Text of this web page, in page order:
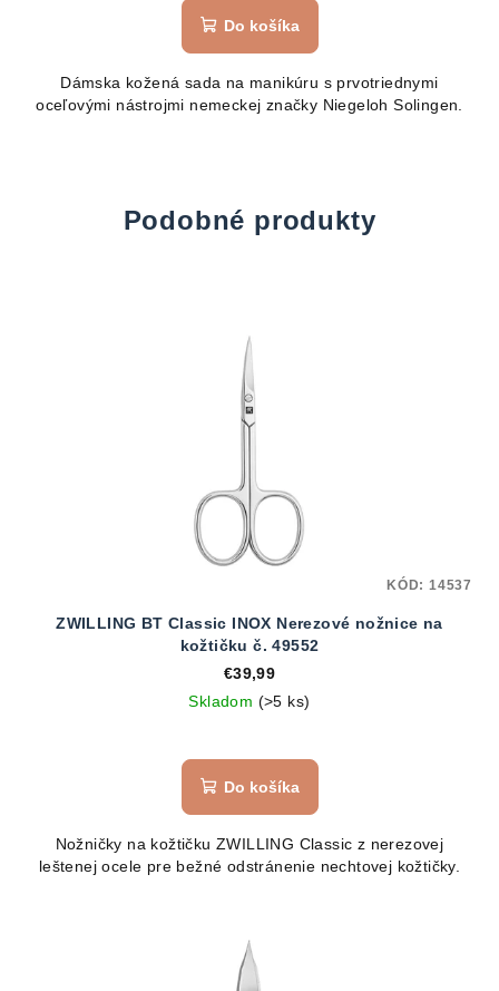
Do košíka
Dámska kožená sada na manikúru s prvotriednymi
oceľovými nástrojmi nemeckej značky Niegeloh Solingen.
Podobné produkty
ZWILLING BT Classic INOX Nerezové nožnice na
kožtičku č. 49552
€39,99
Skladom (>5 ks)
Do košíka
Nožničky na kožtičku ZWILLING Classic z nerezovej
leštenej ocele pre bežné odstránenie nechtovej kožtičky.
KÓD: 14537